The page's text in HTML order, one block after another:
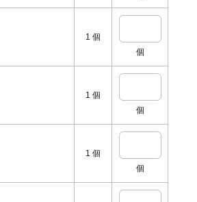
1 個
個
1 個
個
1 個
個